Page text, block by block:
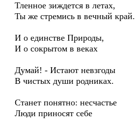
Тленное зиждется в летах,
Ты же стремись в вечный край.
И о единстве Природы,
И о сокрытом в веках
Думай! - Истают невзгоды
В чистых души родниках.
Станет понятно: несчастье
Люди приносят себе